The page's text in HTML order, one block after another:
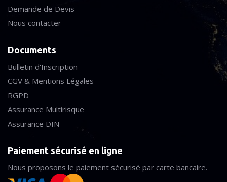
Demande de Devis
Nous contacter
Documents
Bulletin d'Inscription
CGV & Mentions Légales
RGPD
Assurance Multirisque
Assurance DIN
Paiement sécurisé en ligne
Nous proposons le paiement sécurisé par carte bancaire.